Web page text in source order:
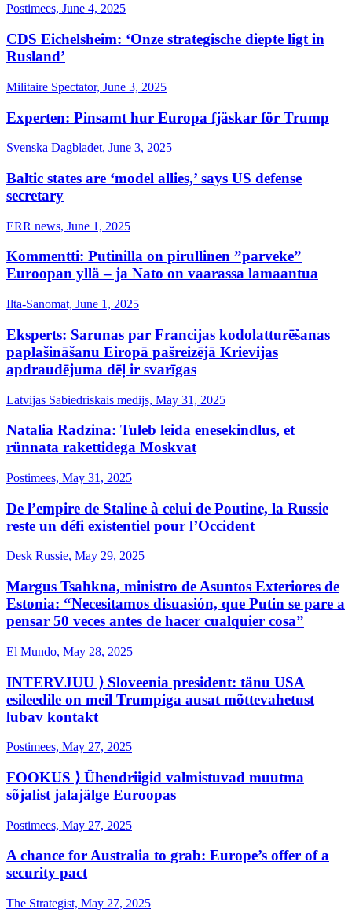
Postimees, June 4, 2025
CDS Eichelsheim: ‘Onze strategische diepte ligt in
Rusland’
Militaire Spectator, June 3, 2025
Experten: Pinsamt hur Europa fjäskar för Trump
Svenska Dagbladet, June 3, 2025
Baltic states are ‘model allies,’ says US defense
secretary
ERR news, June 1, 2025
Kommentti: Putinilla on pirullinen ”parveke”
Euroopan yllä – ja Nato on vaarassa lamaantua
Ilta-Sanomat, June 1, 2025
Eksperts: Sarunas par Francijas kodolatturēšanas
paplašināšanu Eiropā pašreizējā Krievijas
apdraudējuma dēļ ir svarīgas
Latvijas Sabiedriskais medijs, May 31, 2025
Natalia Radzina: ​Tuleb leida enesekindlus, et
rünnata rakettidega Moskvat
Postimees, May 31, 2025
De l’empire de Staline à celui de Poutine, la Russie
reste un défi existentiel pour l’Occident
Desk Russie, May 29, 2025
Margus Tsahkna, ministro de Asuntos Exteriores de
Estonia: “Necesitamos disuasión, que Putin se pare a
pensar 50 veces antes de hacer cualquier cosa”
El Mundo, May 28, 2025
INTERVJUU ⟩ Sloveenia president: tänu USA
esileedile on meil Trumpiga ausat mõttevahetust
lubav kontakt
Postimees, May 27, 2025
FOOKUS ⟩ Ühendriigid valmistuvad muutma
sõjalist jalajälge Euroopas
Postimees, May 27, 2025
A chance for Australia to grab: Europe’s offer of a
security pact
The Strategist, May 27, 2025